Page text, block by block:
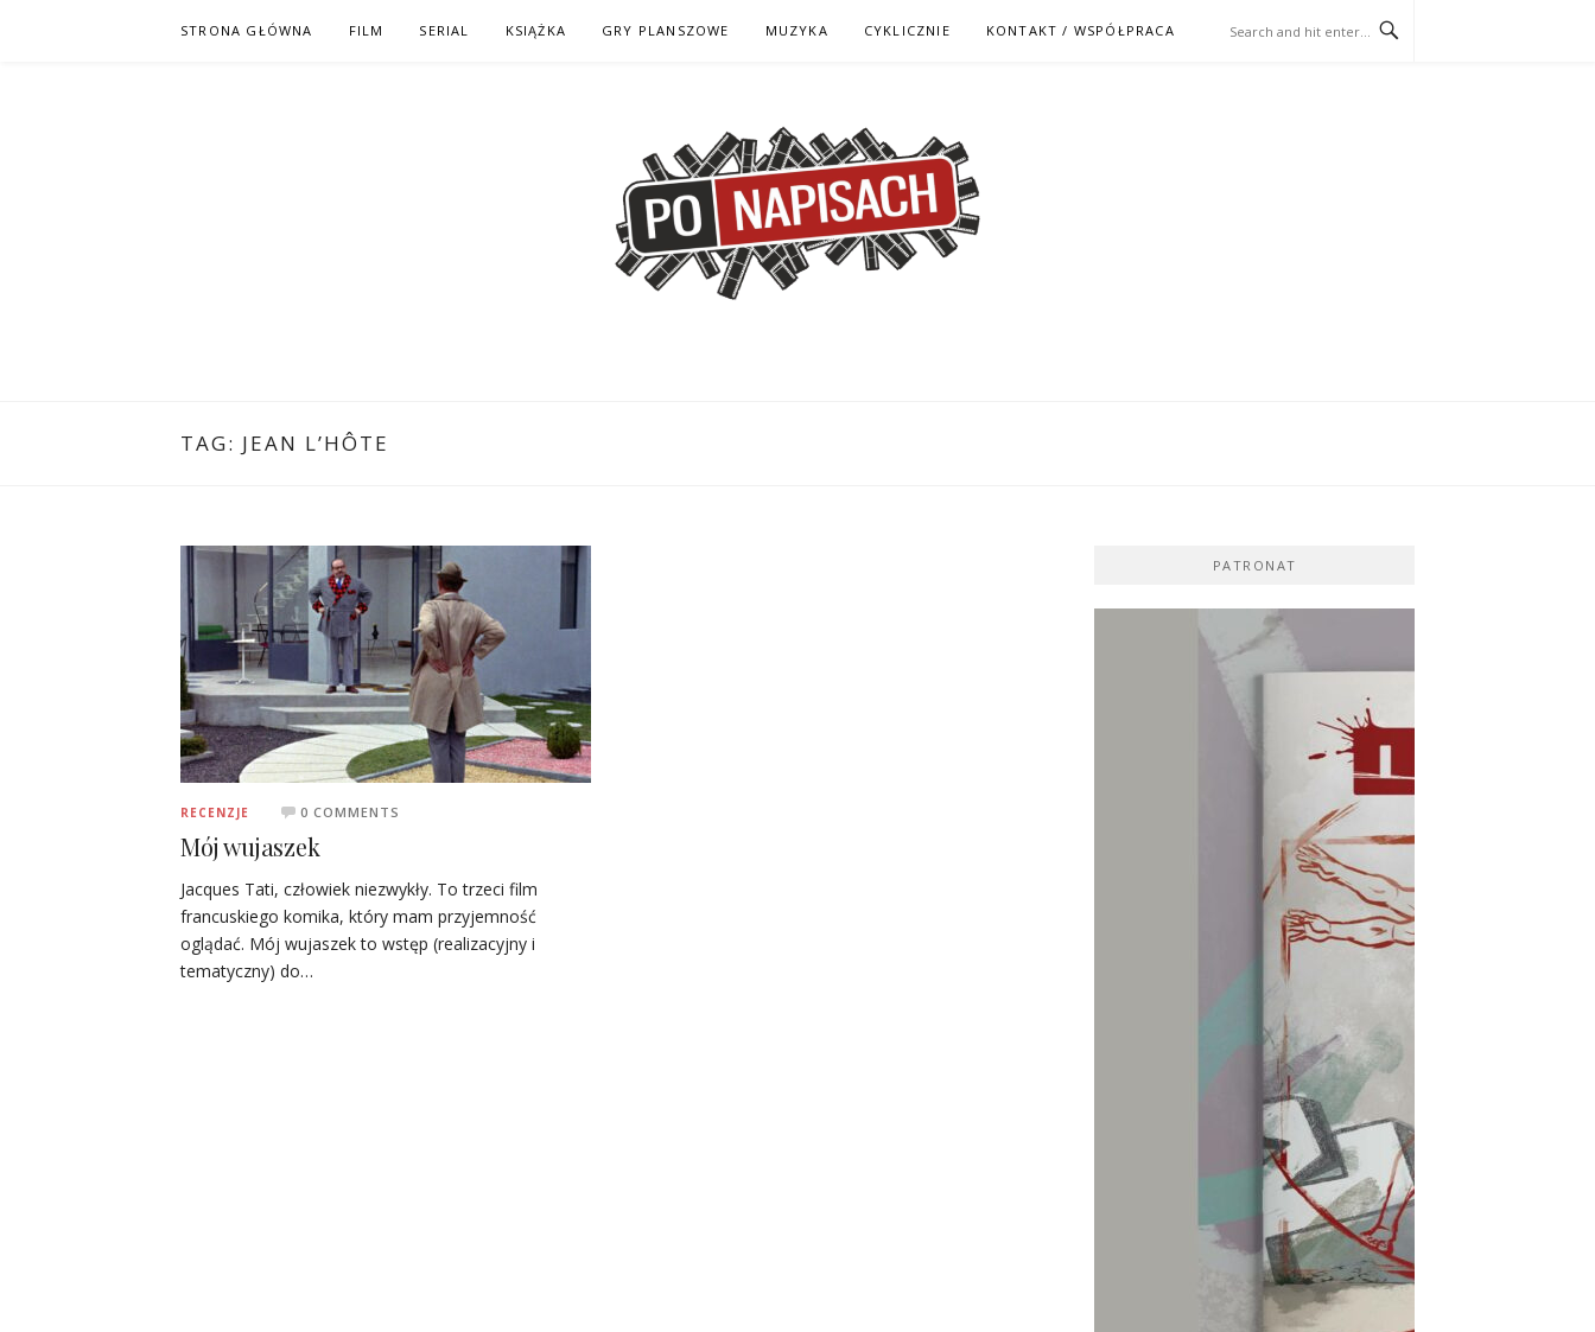
STRONA GŁÓWNA FILM SERIAL KSIĄŻKA GRY PLANSZOWE MUZYKA CYKLICZNIE KONTAKT / WSPÓŁPRACA
TAG: JEAN L’HÔTE
RECENZJE 0 COMMENTS
Mój wujaszek
Jacques Tati, człowiek niezwykły. To trzeci film
francuskiego komika, który mam przyjemność
oglądać. Mój wujaszek to wstęp (realizacyjny i
tematyczny) do…
PATRONAT